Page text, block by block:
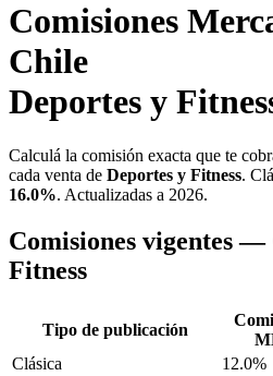
Comisiones
Chile
Deportes y
Calculá la comisión exacta que te
cada venta de Deportes y Fitness.
16.0%. Actualizadas a 2026.
Comisiones vigentes —
Fitness
Tipo de publicación
Clásica
12.0%